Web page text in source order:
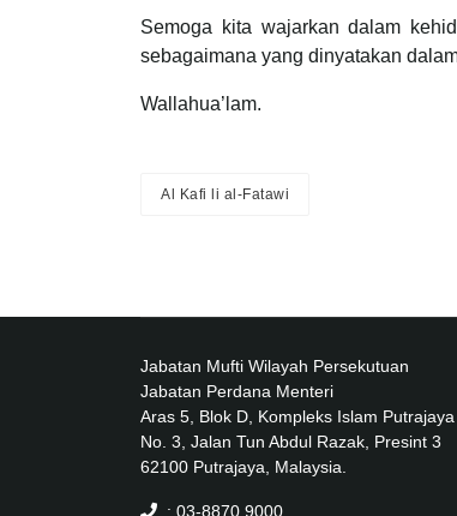
Semoga kita wajarkan dalam
sebagaimana yang dinyatakan
Wallahua’lam.
Al Kafi li al-Fatawi
Jabatan Mufti Wilayah Persekutuan
Jabatan Perdana Menteri
Aras 5, Blok D, Kompleks Islam Putrajaya
No. 3, Jalan Tun Abdul Razak, Presint 3
62100 Putrajaya, Malaysia.
: 03-8870 9000